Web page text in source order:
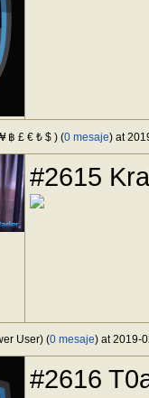
฿ £ € ₺ $ ) (0 mesaje) at
#2615
User) (0 mesaje) at 2019-
#2616